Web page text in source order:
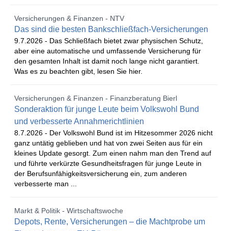
Versicherungen & Finanzen - NTV
Das sind die besten Bankschließfach-Versicherungen
9.7.2026 - Das Schließfach bietet zwar physischen Schutz,
aber eine automatische und umfassende Versicherung für
den gesamten Inhalt ist damit noch lange nicht garantiert.
Was es zu beachten gibt, lesen Sie hier.
Versicherungen & Finanzen - Finanzberatung Bierl
Sonderaktion für junge Leute beim Volkswohl Bund
und verbesserte Annahmerichtlinien
8.7.2026 - Der Volkswohl Bund ist im Hitzesommer 2026 nicht
ganz untätig geblieben und hat von zwei Seiten aus für ein
kleines Update gesorgt. Zum einen nahm man den Trend auf
und führte verkürzte Gesundheitsfragen für junge Leute in
der Berufsunfähigkeitsversicherung ein, zum anderen
verbesserte man ...
Markt & Politik - Wirtschaftswoche
Depots, Rente, Versicherungen – die Machtprobe um